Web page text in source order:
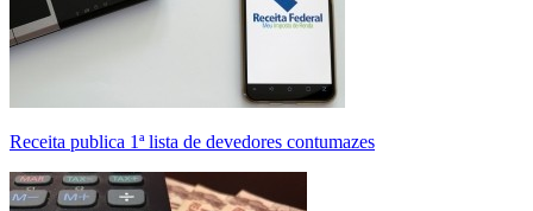
Receita publica 1ª lista de devedores contumazes